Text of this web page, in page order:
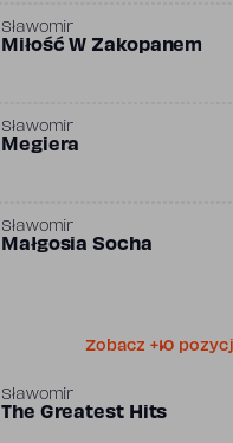
Sławomir
Miłość W Zakopanem
Sławomir
Megiera
Sławomir
Małgosia Socha
Zobacz +10 pozycji
Sławomir
The Greatest Hits